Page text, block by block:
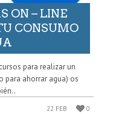
ON – LINE
CONSUMO
para realizar un
para ahorrar agua) os
22 FEB 0